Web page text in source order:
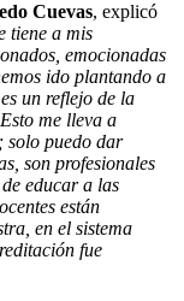
Cuevas, explicó
tiene a mis
emocionadas
ido plantando a
un reflejo de la
me lleva a
solo puedo dar
son profesionales
educar a las
están
en el sistema
fue